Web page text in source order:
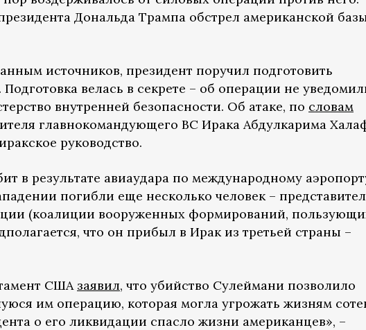
Дональда Трампа обстрел американской
источников, президент поручил подготовить
велась в секрете – об операции не
внутренней безопасности. Об атаке, по словам
главнокомандующего ВС Ирака Абдулкарима
руководство.
в результате авиаудара по международному
погибли еще несколько человек –
(коалиции вооруженных формирований,
что он прибыл в Ирак из третьей страны –
США заявил, что убийство Сулеймани позволило
им операцию, которая могла угрожать жизням
о его ликвидации спасло жизни американцев», –